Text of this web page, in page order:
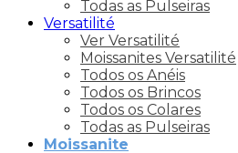
Todas as Pulseiras
Versatilité
Ver Versatilité
Moissanites Versatilité
Todos os Anéis
Todos os Brincos
Todos os Colares
Todas as Pulseiras
Moissanite